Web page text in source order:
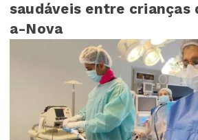
saudáveis entre crianças
a-Nova